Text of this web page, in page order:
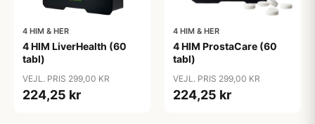
4 HIM & HER
4 HIM LiverHealth (60
tabl)
VEJL. PRIS 299,00 KR
224,25 kr
4 HIM & HER
4 HIM ProstaCare (60
tabl)
VEJL. PRIS 299,00 KR
224,25 kr